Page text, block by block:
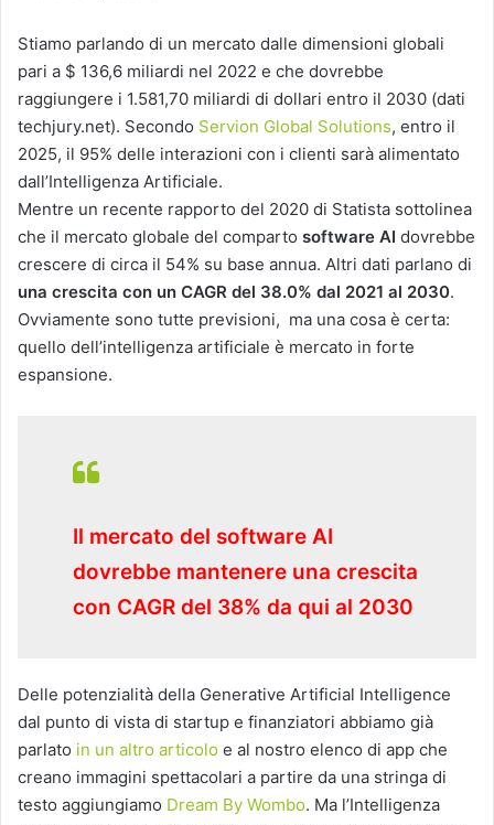
Stiamo parlando di un mercato dalle dimensioni globali
pari a $ 136,6 miliardi nel 2022 e che dovrebbe
raggiungere i 1.581,70 miliardi di dollari entro il 2030 (dati
techjury.net). Secondo Servion Global Solutions, entro il
2025, il 95% delle interazioni con i clienti sarà alimentato
dall’Intelligenza Artificiale.
Mentre un recente rapporto del 2020 di Statista sottolinea
che il mercato globale del comparto software AI dovrebbe
crescere di circa il 54% su base annua. Altri dati parlano di
una crescita con un CAGR del 38.0% dal 2021 al 2030.
Ovviamente sono tutte previsioni, ma una cosa è certa:
quello dell’intelligenza artificiale è mercato in forte
espansione.
Il mercato del software AI
dovrebbe mantenere una crescita
con CAGR del 38% da qui al 2030
Delle potenzialità della Generative Artificial Intelligence
dal punto di vista di startup e finanziatori abbiamo già
parlato in un altro articolo e al nostro elenco di app che
creano immagini spettacolari a partire da una stringa di
testo aggiungiamo Dream By Wombo. Ma l’Intelligenza